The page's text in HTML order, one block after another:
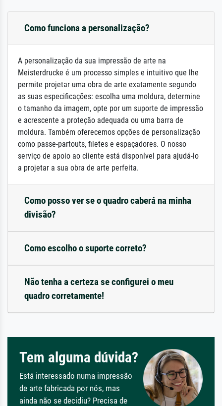
Como funciona a personalização?
A personalização da sua impressão de arte na
Meisterdrucke é um processo simples e intuitivo que lhe
permite projetar uma obra de arte exatamente segundo
as suas especificações: escolha uma moldura, determine
o tamanho da imagem, opte por um suporte de impressão
e acrescente a proteção adequada ou uma barra de
moldura. Também oferecemos opções de personalização
como passe-partouts, filetes e espaçadores. O nosso
serviço de apoio ao cliente está disponível para ajudá-lo
a projetar a sua obra de arte perfeita.
Como posso ver se o quadro caberá na minha
divisão?
Como escolho o suporte correto?
Não tenha a certeza se configurei o meu
quadro corretamente!
Tem alguma dúvida?
Está interessado numa impressão
de arte fabricada por nós, mas
ainda não se decidiu? Precisa de